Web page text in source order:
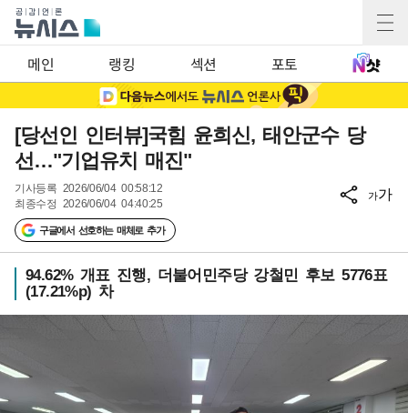
메인 랭킹 섹션 포토
[당선인 인터뷰]국힘 윤희신, 태안군수 당
선…"기업유치 매진"
기사등록 2026/06/04 00:58:12
최종수정 2026/06/04 04:40:25
구글에서 선호하는 매체로 추가
가가
94.62% 개표 진행, 더불어민주당 강철민 후보 5776표
(17.21%p) 차